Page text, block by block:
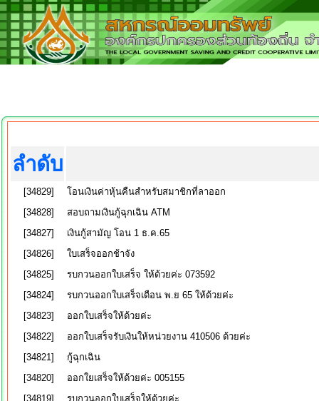
ลำดับ
[34829]
โอนเงินค่าหุ้นคืนสำหรับสมาชิกที่ลาออก
[34828]
สอบถามเงินกู้ฉุกเฉิน ATM
[34827]
เงินกู้สามัญ โอน 1 ธ.ค.65
[34826]
ใบเสร็จออกช้าจัง
[34825]
รบกวนออกใบเสร็จ ให้ด้วยค่ะ 073592
[34824]
รบกวนออกใบเสร็จเดือน พ.ย 65 ให้ด้วยค่ะ
[34823]
ออกใบเสร็จให้ด้วยค่ะ
[34822]
ออกใบเสร็จรับเงินให้หน่วยงาน 410506 ด้วยค่ะ
[34821]
กู้ฉุกเฉิน
[34820]
ออกใยเสร็จให้ด้วยค่ะ 005155
[34819]
รบกวนออกใบเสร็จให้ด้วยค่ะ